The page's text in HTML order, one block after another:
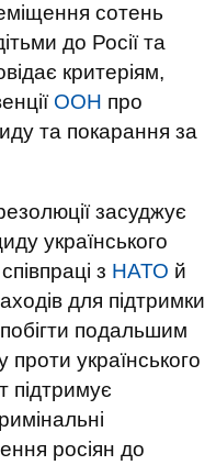
сотень
до Росії та
критеріям,
ООН про
та покарання за
засуджує
українського
з НАТО й
для підтримки
подальшим
проти українського
підтримує
росіян до